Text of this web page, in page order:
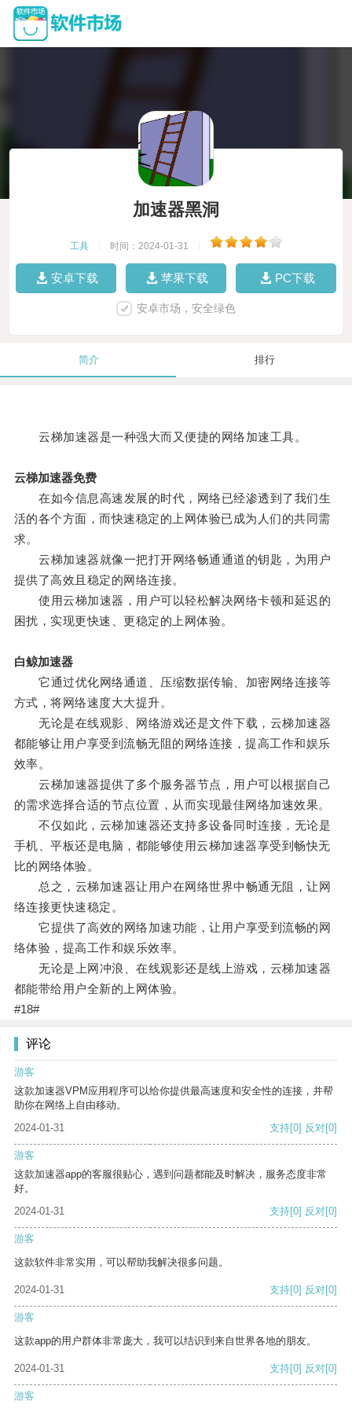
加速器黑洞
工具 时间：2024-01-31
安卓下载 苹果下载 PC下载
安卓市场，安全绿色
简介 排行
云梯加速器是一种强大而又便捷的网络加速工具。
云梯加速器免费
在如今信息高速发展的时代，网络已经渗透到了我们生
活的各个方面，而快速稳定的上网体验已成为人们的共同需
求。
云梯加速器就像一把打开网络畅通通道的钥匙，为用户
提供了高效且稳定的网络连接。
使用云梯加速器，用户可以轻松解决网络卡顿和延迟的
困扰，实现更快速、更稳定的上网体验。
白鲸加速器
它通过优化网络通道、压缩数据传输、加密网络连接等
方式，将网络速度大大提升。
无论是在线观影、网络游戏还是文件下载，云梯加速器
都能够让用户享受到流畅无阻的网络连接，提高工作和娱乐
效率。
云梯加速器提供了多个服务器节点，用户可以根据自己
的需求选择合适的节点位置，从而实现最佳网络加速效果。
不仅如此，云梯加速器还支持多设备同时连接，无论是
手机、平板还是电脑，都能够使用云梯加速器享受到畅快无
比的网络体验。
总之，云梯加速器让用户在网络世界中畅通无阻，让网
络连接更快速稳定。
它提供了高效的网络加速功能，让用户享受到流畅的网
络体验，提高工作和娱乐效率。
无论是上网冲浪、在线观影还是线上游戏，云梯加速器
都能带给用户全新的上网体验。
#18#
评论
游客
这款加速器VPM应用程序可以给你提供最高速度和安全性的连接，并帮
助你在网络上自由移动。
2024-01-31
支持[0] 反对[0]
游客
这款加速器app的客服很贴心，遇到问题都能及时解决，服务态度非常
好。
2024-01-31
支持[0] 反对[0]
游客
这款软件非常实用，可以帮助我解决很多问题。
2024-01-31 支持[0] 反对[0]
游客
这款app的用户群体非常庞大，我可以结识到来自世界各地的朋友。
2024-01-31 支持[0] 反对[0]
游客